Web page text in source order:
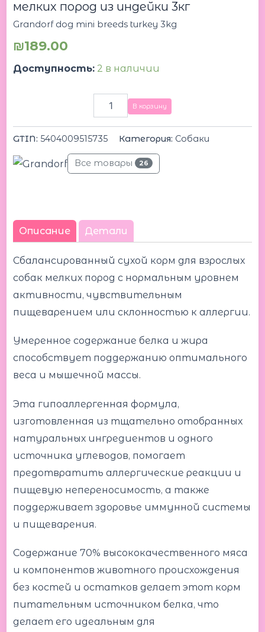
мелких пород из индейки 3кг
Grandorf dog mini breeds turkey 3kg
₪189.00
Доступность: 2 в наличии
В корзину
GTIN:5404009515735 Категория: Собаки
Все товары 26
Описание Детали
Сбалансированный сухой корм для взрослых
собак мелких пород с нормальным уровнем
активности, чувствительным
пищеварением или склонностью к аллергии.
Умеренное содержание белка и жира
способствует поддержанию оптимального
веса и мышечной массы.
Эта гипоаллергенная формула,
изготовленная из тщательно отобранных
натуральных ингредиентов и одного
источника углеводов, помогает
предотвратить аллергические реакции и
пищевую непереносимость, а также
поддерживает здоровье иммунной системы
и пищеварения.
Содержание 70% высококачественного мяса
и компонентов животного происхождения
без костей и остатков делает этот корм
питательным источником белка, что
делает его идеальным для